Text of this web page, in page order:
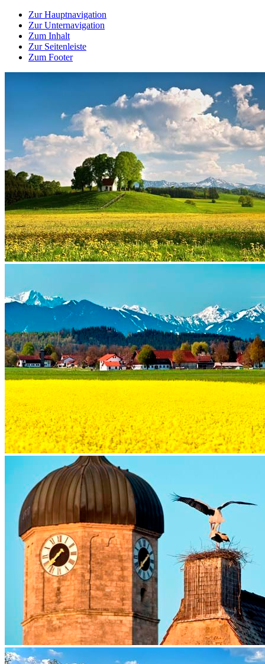
Zur Hauptnavigation
Zur Unternavigation
Zum Inhalt
Zur Seitenleiste
Zum Footer